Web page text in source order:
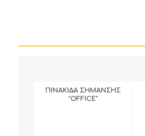
ΠΙΝΑΚΙΔΑ ΣΗΜΑΝΣΗΣ
"OFFICE"